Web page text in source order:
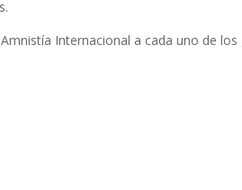
Internacional a cada uno de los